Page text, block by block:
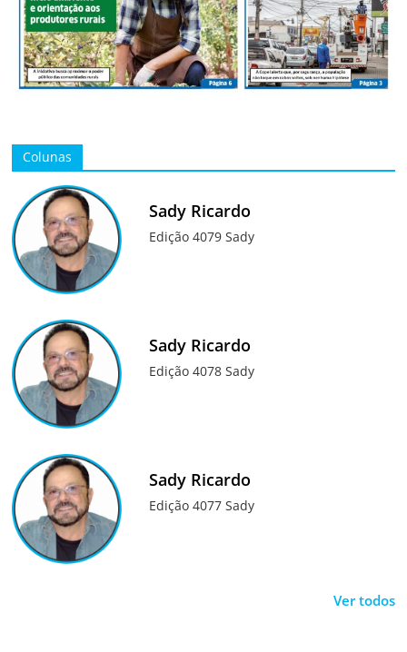
Colunas
Sady Ricardo
Edição 4079 Sady
Sady Ricardo
Edição 4078 Sady
Sady Ricardo
Edição 4077 Sady
Ver todos